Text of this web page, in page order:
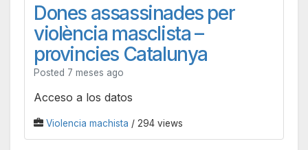
Dones assassinades per
violència masclista –
provincies Catalunya
Posted 7 meses ago
Acceso a los datos
Violencia machista / 294 views